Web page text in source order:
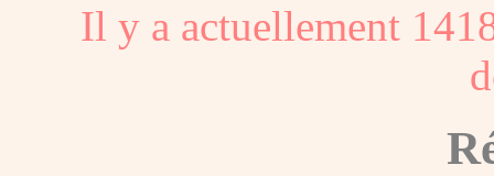
Il y a actuellement